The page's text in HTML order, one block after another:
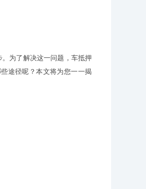
为了解决这一问题，车抵押
途径呢？本文将为您一一揭